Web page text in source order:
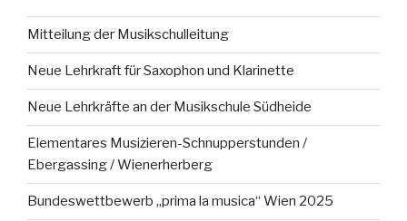
Mitteilung der Musikschulleitung
Neue Lehrkraft für Saxophon und Klarinette
Neue Lehrkräfte an der Musikschule Südheide
Elementares Musizieren-Schnupperstunden /
Ebergassing / Wienerherberg
Bundeswettbewerb „prima la musica“ Wien 2025